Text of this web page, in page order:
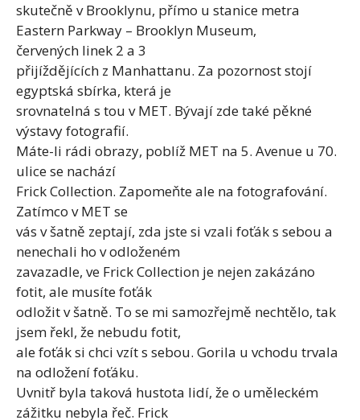
skutečně v Brooklynu, přímo u stanice metra
Eastern Parkway – Brooklyn Museum,
červených linek 2 a 3
přijíždějících z Manhattanu. Za pozornost stojí
egyptská sbírka, která je
srovnatelná s tou v MET. Bývají zde také pěkné
výstavy fotografií.
Máte-li rádi obrazy, poblíž MET na 5. Avenue u 70.
ulice se nachází
Frick Collection. Zapomeňte ale na fotografování.
Zatímco v MET se
vás v šatně zeptají, zda jste si vzali foťák s sebou a
nenechali ho v odloženém
zavazadle, ve Frick Collection je nejen zakázáno
fotit, ale musíte foťák
odložit v šatně. To se mi samozřejmě nechtělo, tak
jsem řekl, že nebudu fotit,
ale foťák si chci vzít s sebou. Gorila u vchodu trvala
na odložení foťáku.
Uvnitř byla taková hustota lidí, že o uměleckém
zážitku nebyla řeč. Frick